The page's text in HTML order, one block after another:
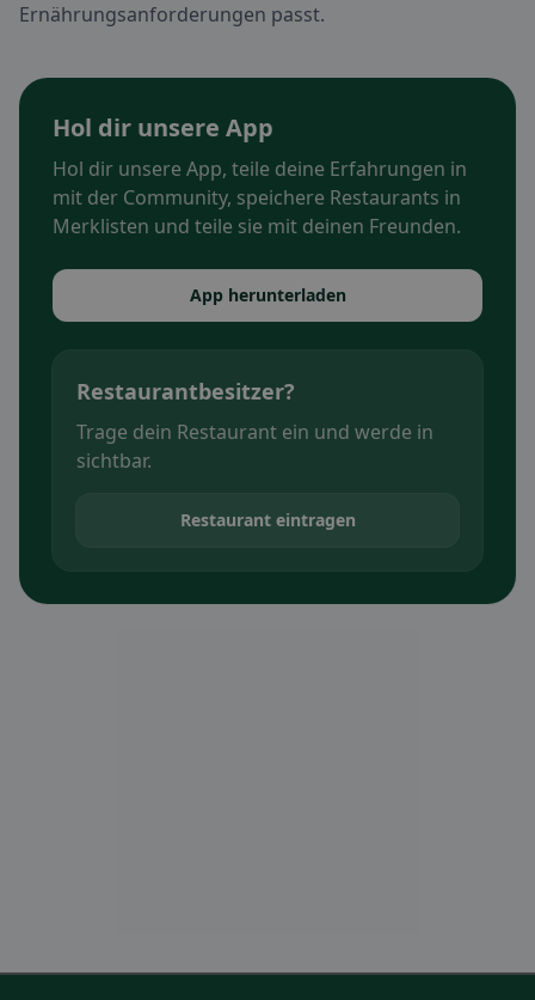
Ernährungsanforderungen passt.
Hol dir unsere App
Hol dir unsere App, teile deine Erfahrungen in
mit der Community, speichere Restaurants in
Merklisten und teile sie mit deinen Freunden.
App herunterladen
Restaurantbesitzer?
Trage dein Restaurant ein und werde in
sichtbar.
Restaurant eintragen